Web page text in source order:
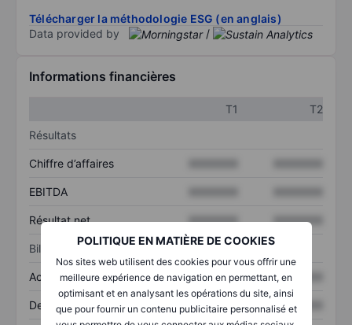
POLITIQUE EN MATIÈRE DE COOKIES
Nos sites web utilisent des cookies pour vous offrir une
meilleure expérience de navigation en permettant, en
optimisant et en analysant les opérations du site, ainsi
que pour fournir un contenu publicitaire personnalisé et
Télécharger la méthodologie ESG (en anglais)
Data provided by
/
Informations financières
T1
T2
Résultats
Chiffre d’affaires
EBITDA
Résultat net XXXXXXX XXXXXXX
Bilan
Actifs totaux XXXXXXX XXXXXXX
Dette totale XXXXXXX XXXXXXX